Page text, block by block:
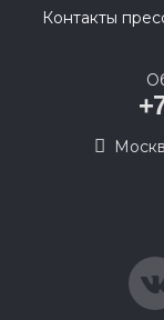
Контакты